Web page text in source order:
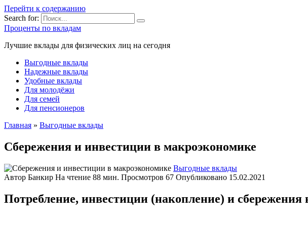
Перейти к содержанию
Search for:
Проценты по вкладам
Лучшие вклады для физических лиц на сегодня
Выгодные вклады
Надежные вклады
Удобные вклады
Для молодёжи
Для семей
Для пенсионеров
Главная » Выгодные вклады
Сбережения и инвестиции в макроэкономике
Выгодные вклады
Автор Банкир На чтение 88 мин. Просмотров 67 Опубликовано 15.02.2021
Потребление, инвестиции (накопление) и сбережения